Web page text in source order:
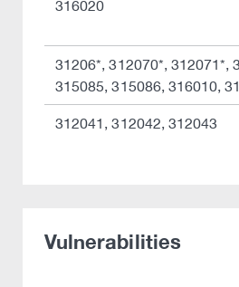
316020
31206*, 312070*, 312071*,
315085, 315086, 316010,
312041, 312042, 312043
Vulnerabilities